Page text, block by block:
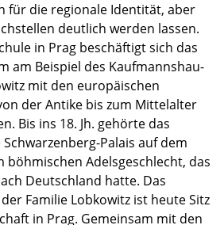
für die regio­nale Identi­tät, aber
deutlich werden lassen.
in Prag beschäf­tigt sich das
am Beispiel des Kaufmanns­hau­
mit den europäi­schen
der Antike bis zum Mittel­al­ter
Bis ins 18. Jh. gehörte das
Palais auf dem
böhmi­schen Adels­ge­schlecht, das
Deutsch­land hatte. Das
Familie Lobko­witz ist heute Sitz
in Prag. Gemein­sam mit den